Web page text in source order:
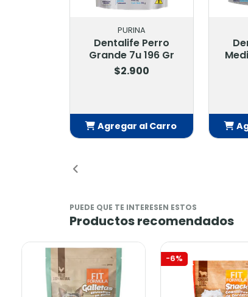
PURINA
Dentalife Perro
Grande 7u 196 Gr
$2.900
Agregar al Carro
PUEDE QUE TE INTERESEN ESTOS
Productos recomendados